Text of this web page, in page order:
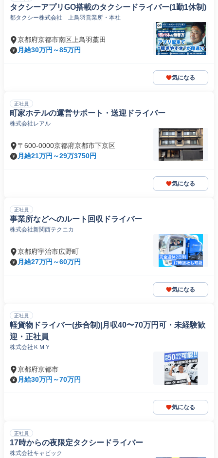
タクシーアプリGO搭載のタクシードライバー(1勤1休制)
都タクシー株式会社 上鳥羽営業所・本社
京都府京都市南区上鳥羽藁田
月給30万円～85万円
気になる
正社員
町家ホテルの運営サポート・送迎ドライバー
株式会社レアル
〒600-0000京都府京都市下京区
月給21万円～29万3750円
気になる
正社員
事業所などへのルート回収ドライバー
株式会社新関西テクニカ
京都府宇治市広野町
月給27万円～60万円
気になる
正社員
軽貨物ドライバー(歩合制)|月収40〜70万円可・未経験歓
迎・正社員
株式会社ＫＭＹ
京都府京都市
月給30万円～70万円
気になる
正社員
17時からの夜限定タクシードライバー
株式会社キャビック